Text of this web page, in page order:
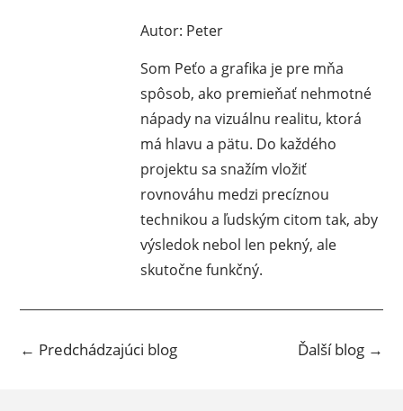
Autor: Peter
Som Peťo a grafika je pre mňa
spôsob, ako premieňať nehmotné
nápady na vizuálnu realitu, ktorá
má hlavu a pätu. Do každého
projektu sa snažím vložiť
rovnováhu medzi precíznou
technikou a ľudským citom tak, aby
výsledok nebol len pekný, ale
skutočne funkčný.
← Predchádzajúci blog Ďalší blog→